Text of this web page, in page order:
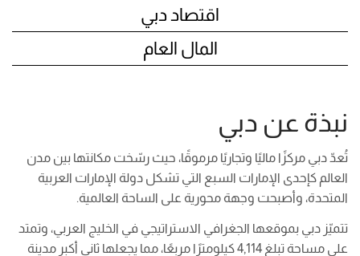
اقتصاد دبي
المال العام
نبذة عن دبي
تُعدّ دبي مركزًا ماليًا وتجاريًا مرموقًا، حيث رسّخت مكانتها بين مدن
العالم كإحدى الإمارات السبع التي تشكل دولة الإمارات العربية
المتحدة، وأصبحت وجهة محورية على الساحة العالمية.
تتميّز دبي بموقعها الجغرافي الاستراتيجي في الخليج العربي، وتمتد
على مساحة تبلغ 4,114 كيلومترًا مربعًا، مما يجعلها ثاني أكبر مدينة